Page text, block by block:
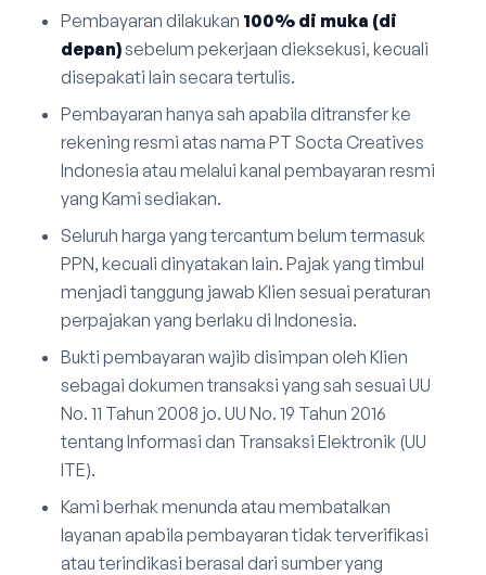
Pembayaran dilakukan 100% di muka (di
depan)sebelum pekerjaan dieksekusi, kecuali
disepakati lain secara tertulis.
Pembayaran hanya sah apabila ditransfer ke
rekening resmi atas nama PT Socta Creatives
Indonesia atau melalui kanal pembayaran resmi
yang Kami sediakan.
Seluruh harga yang tercantum belum termasuk
PPN, kecuali dinyatakan lain. Pajak yang timbul
menjadi tanggung jawab Klien sesuai peraturan
perpajakan yang berlaku di Indonesia.
Bukti pembayaran wajib disimpan oleh Klien
sebagai dokumen transaksi yang sah sesuai UU
No. 11 Tahun 2008 jo. UU No. 19 Tahun 2016
tentang Informasi dan Transaksi Elektronik (UU
ITE).
Kami berhak menunda atau membatalkan
layanan apabila pembayaran tidak terverifikasi
atau terindikasi berasal dari sumber yang